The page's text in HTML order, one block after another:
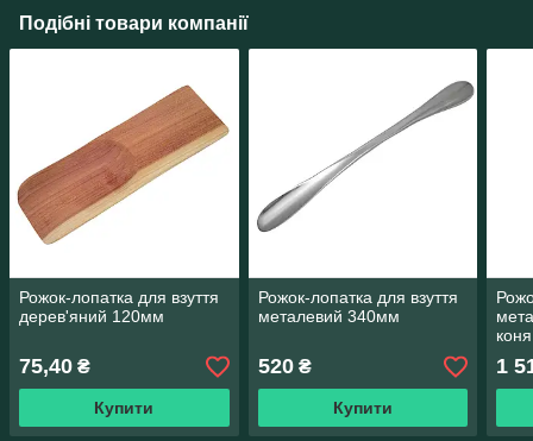
Подібні товари компанії
Рожок-лопатка для взуття
дерев'яний 120мм
75,40 ₴
Купити
Рожок-лопатка для взуття
металевий 340мм
520₴
Купити
коня
1